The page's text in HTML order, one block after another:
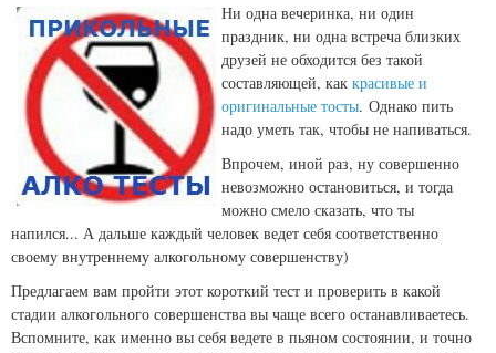
Ни одна вечеринка, ни один
праздник, ни одна встреча близких
друзей не обходится без такой
составляющей, как красивые и
оригинальные тосты. Однако пить
надо уметь так, чтобы не напиваться.
Впрочем, иной раз, ну совершенно
невозможно остановиться, и тогда
можно смело сказать, что ты
напился... А дальше каждый человек ведет себя соответственно
своему внутреннему алкогольному совершенству)
Предлагаем вам пройти этот короткий тест и проверить в какой
стадии алкогольного совершенства вы чаще всего останавливаетесь.
Вспомните, как именно вы себя ведете в пьяном состоянии, и точно